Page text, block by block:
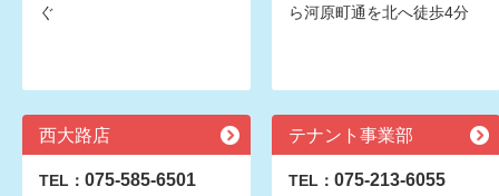
ぐ
ら河原町通を北へ徒歩4分
西大路店
TEL： 075-585-6501
テナント事業部
TEL： 075-213-6055